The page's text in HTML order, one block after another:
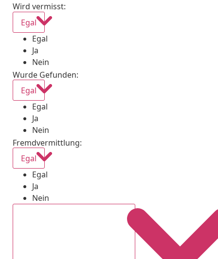
Wird vermisst:
Egal
Egal
Ja
Nein
Wurde Gefunden:
Egal
Egal
Ja
Nein
Fremdvermittlung:
Egal
Egal
Ja
Nein